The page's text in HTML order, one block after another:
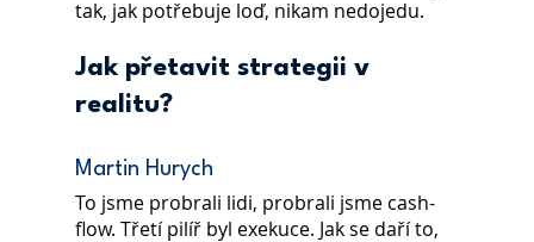
tak, jak potřebuje loď, nikam nedojedu.
Jak přetavit strategii v
realitu?
Martin Hurych
To jsme probrali lidi, probrali jsme cash-
flow. Třetí pilíř byl exekuce. Jak se daří to,